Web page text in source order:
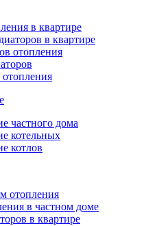
в квартире
в квартире
отопления
частного дома
котельных
котлов
отопления
в частном доме
в квартире